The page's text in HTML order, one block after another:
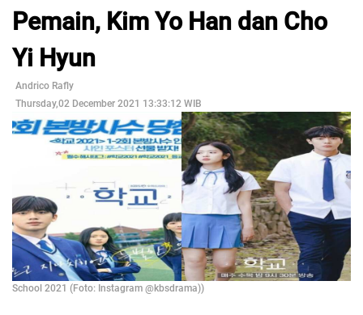
Pemain, Kim Yo Han dan Cho
Yi Hyun
Andrico Rafly
Thursday,02 December 2021 13:33:12 WIB
School 2021 (Foto: Instagram @kbsdrama))